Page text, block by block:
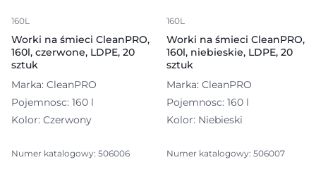
160L
Worki na śmieci CleanPRO,
160l, czerwone, LDPE, 20
sztuk
Marka: CleanPRO
Pojemnosc: 160 l
Kolor: Czerwony
Numer katalogowy: 506006
160L
Worki na śmieci CleanPRO,
160l, niebieskie, LDPE, 20
sztuk
Marka: CleanPRO
Pojemnosc: 160 l
Kolor: Niebieski
Numer katalogowy: 506007